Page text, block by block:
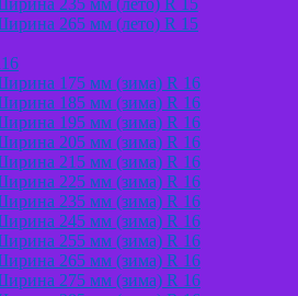
265 мм (лето) R 15
175 мм (зима) R 16
185 мм (зима) R 16
195 мм (зима) R 16
205 мм (зима) R 16
215 мм (зима) R 16
225 мм (зима) R 16
235 мм (зима) R 16
245 мм (зима) R 16
255 мм (зима) R 16
265 мм (зима) R 16
275 мм (зима) R 16